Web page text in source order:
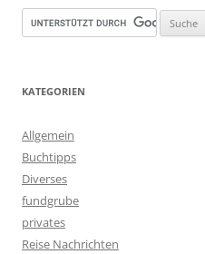
KATEGORIEN
Allgemein
Buchtipps
Diverses
fundgrube
privates
Reise Nachrichten